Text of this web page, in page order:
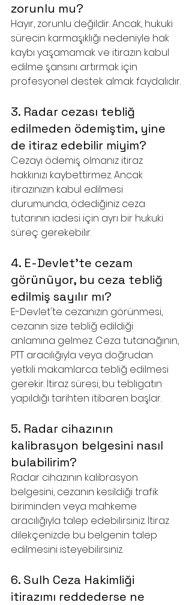
zorunlu mu?
Hayır, zorunlu değildir. Ancak, hukuki
sürecin karmaşıklığı nedeniyle hak
kaybı yaşamamak ve itirazın kabul
edilme şansını artırmak için
profesyonel destek almak faydalıdır.
3. Radar cezası tebliğ
edilmeden ödemiştim, yine
de itiraz edebilir miyim?
Cezayı ödemiş olmanız itiraz
hakkınızı kaybettirmez. Ancak
itirazınızın kabul edilmesi
durumunda, ödediğiniz ceza
tutarının iadesi için ayrı bir hukuki
süreç gerekebilir.
4. E-Devlet'te cezam
görünüyor, bu ceza tebliğ
edilmiş sayılır mı?
E-Devlet'te cezanızın görünmesi,
cezanın size tebliğ edildiği
anlamına gelmez. Ceza tutanağının,
PTT aracılığıyla veya doğrudan
yetkili makamlarca tebliğ edilmesi
gerekir. İtiraz süresi, bu tebligatın
yapıldığı tarihten itibaren başlar.
5. Radar cihazının
kalibrasyon belgesini nasıl
bulabilirim?
Radar cihazının kalibrasyon
belgesini, cezanın kesildiği trafik
biriminden veya mahkeme
aracılığıyla talep edebilirsiniz. İtiraz
dilekçenizde bu belgenin talep
edilmesini isteyebilirsiniz.
6. Sulh Ceza Hakimliği
itirazımı reddederse ne